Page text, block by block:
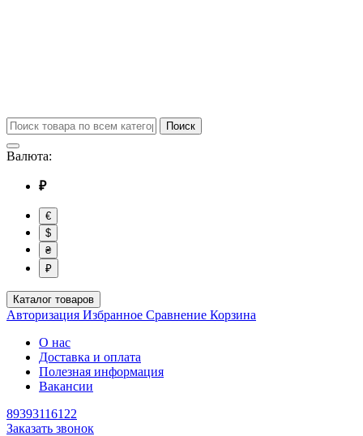
Поиск
Валюта:
₽
€
$
₴
₽
Каталог товаров
Авторизация Избранное Сравнение Корзина
О нас
Доставка и оплата
Полезная информация
Вакансии
89393116122
Заказать звонок